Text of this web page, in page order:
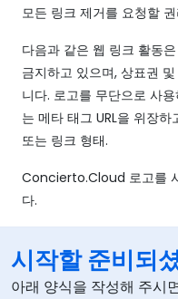
모든 링크 제거를 요청할
다음과 같은 웹 링크 활동
금지하고 있으며, 상표권
니다. 로고를 무단으로 사
는 메타 태그 URL을 위장
또는 링크 형태.
Concierto.Cloud 로고를
다.
시작할 준비되
아래 양식을 작성해 주시